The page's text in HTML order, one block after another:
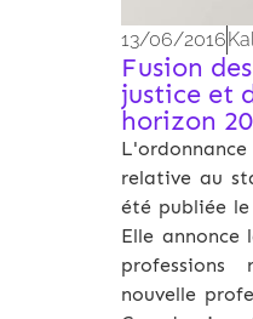
13/06/2016
Fusion
justice et
horizon
relative au
été publiée
Elle annonce
nouvelle